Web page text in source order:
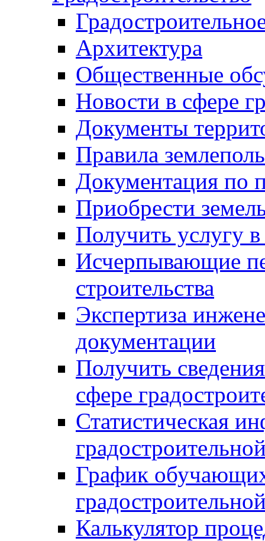
Архитектура
Общественные
Новости в сфере
Документы
Правила
Документация по
Приобрести
Получить услугу в
Исчерпывающие
строительства
Экспертиза
документации
Получить
сфере
Статистическая
График
Калькулятор